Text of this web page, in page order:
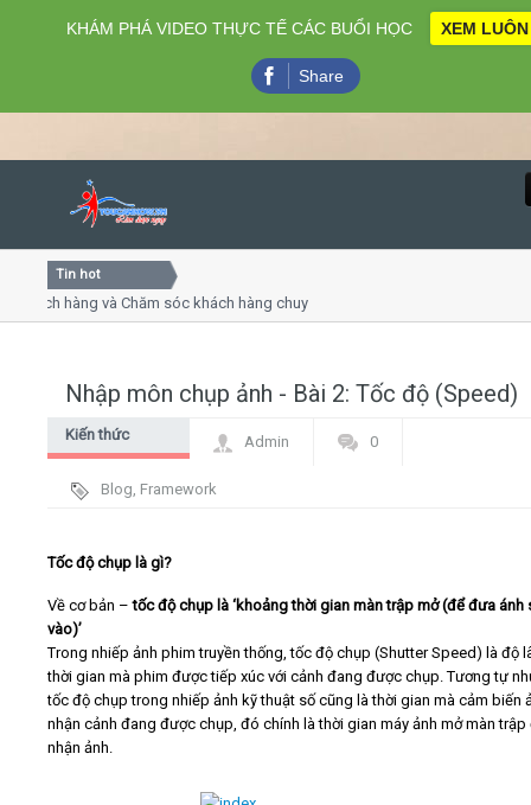
Close
Home
Giới thiệu
Kiến thức
Liên hệ - Đăng ký
Tin hot
hàng và Chăm sóc khách hàng chuyên nghiệp
Nhập môn chụp ảnh - Bài 2: Tốc độ (Speed)
Kiến thức
Admin 0
Blog, Framework
Tốc độ chụp là gì?
Về cơ bản –tốc độ chụp là ‘khoảng thời gian màn trập mở (để đưa ánh
vào)’
Trong nhiếp ảnh phim truyền thống, tốc độ chụp (Shutter Speed) là độ
thời gian mà phim được tiếp xúc với cảnh đang được chụp. Tương tự
tốc độ chụp trong nhiếp ảnh kỹ thuật số cũng là thời gian mà cảm biến
nhận cảnh đang được chụp, đó chính là thời gian máy ảnh mở màn trập
nhận ảnh.
KHÁM PHÁ VIDEO THỰC TẾ CÁC BUỔI HỌC XEM LUÔN
Share